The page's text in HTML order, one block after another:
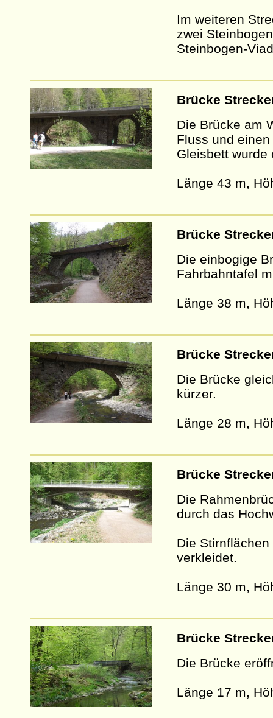
Im weiteren
zwei
Steinbogen-
Brücke
Die Brücke am
Fluss und
Gleisbett wurde
Länge 43 m,
Brücke
Die einbogige
Fahrbahntafel
Länge 38 m,
Brücke
Die Brücke
kürzer.
Länge 28 m,
Brücke
Die
durch das
Die
verkleidet.
Länge 30 m,
Brücke
Die Brücke
Länge 17 m,